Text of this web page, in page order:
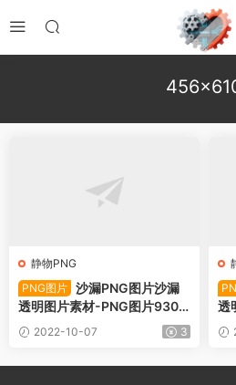
静物PNG
PNG图片 沙漏PNG图片沙漏
透明图片素材-PNG图片9308
7下载2022-10-07 3
透
6